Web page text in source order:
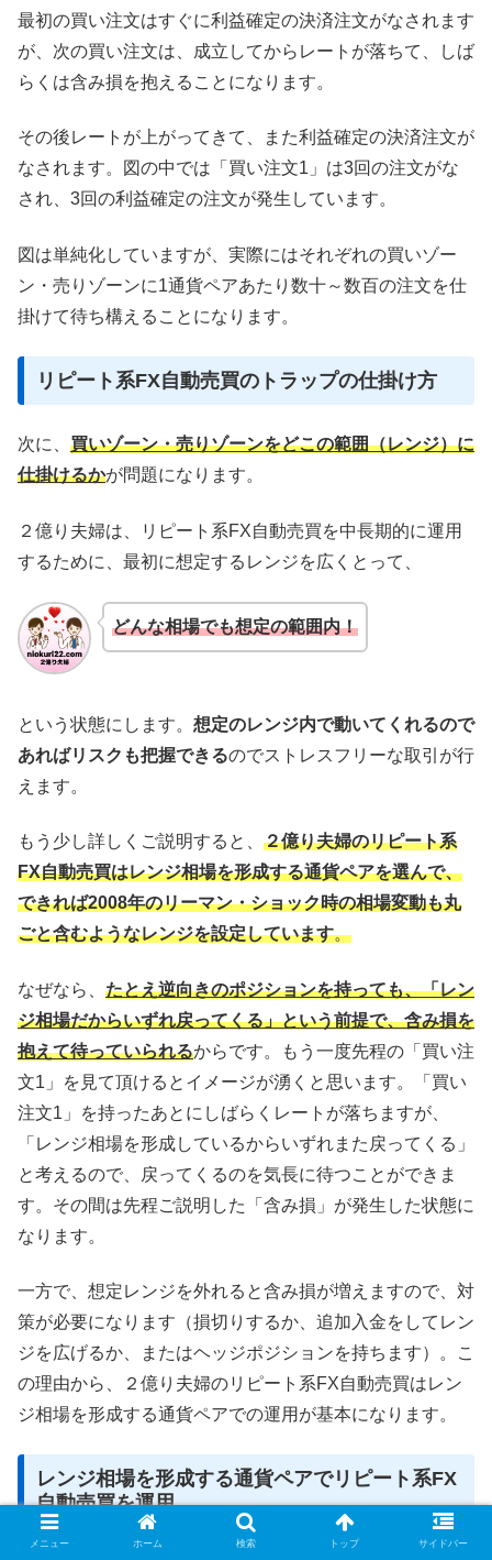
最初の買い注文はすぐに利益確定の決済注文がなされます
が、次の買い注文は、成立してからレートが落ちて、しば
らくは含み損を抱えることになります。
その後レートが上がってきて、また利益確定の決済注文が
なされます。図の中では「買い注文1」は3回の注文がな
され、3回の利益確定の注文が発生しています。
図は単純化していますが、実際にはそれぞれの買いゾー
ン・売りゾーンに1通貨ペアあたり数十～数百の注文を仕
掛けて待ち構えることになります。
リピート系FX自動売買のトラップの仕掛け方
次に、 買いゾーン・売りゾーンをどこの範囲（レンジ）に
仕掛けるかが問題になります。
２億り夫婦は、リピート系FX自動売買を中長期的に運用
するために、最初に想定するレンジを広くとって、
どんな相場でも想定の範囲内！
という状態にします。 想定のレンジ内で動いてくれるので
あればリスクも把握できるのでストレスフリーな取引が行
えます。
もう少し詳しくご説明すると、 ２億り夫婦のリピート系
FX自動売買はレンジ相場を形成する通貨ペアを選んで、
できれば2008年のリーマン・ショック時の相場変動も丸
ごと含むようなレンジを設定しています。
なぜなら、 たとえ逆向きのポジションを持っても、「レン
ジ相場だからいずれ戻ってくる」という前提で、含み損を
抱えて待っていられるからです。もう一度先程の「買い注
文1」を見て頂けるとイメージが湧くと思います。「買い
注文1」を持ったあとにしばらくレートが落ちますが、
「レンジ相場を形成しているからいずれまた戻ってくる」
と考えるので、戻ってくるのを気長に待つことができま
す。その間は先程ご説明した「含み損」が発生した状態に
なります。
一方で、想定レンジを外れると含み損が増えますので、対
策が必要になります（損切りするか、追加入金をしてレン
ジを広げるか、またはヘッジポジションを持ちます）。こ
の理由から、２億り夫婦のリピート系FX自動売買はレン
ジ相場を形成する通貨ペアでの運用が基本になります。
レンジ相場を形成する通貨ペアでリピート系FX
自動売買を運用
メニュー ホーム 検索 トップ サイドバー